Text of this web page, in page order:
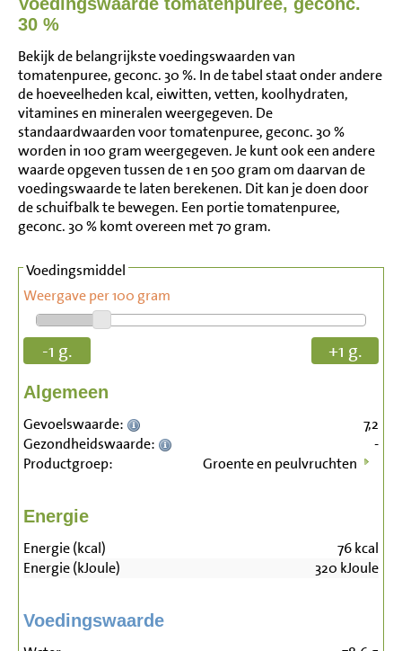
30 %
Bekijk de belangrijkste voedingswaarden van
tomatenpuree, geconc. 30 %. In de tabel staat onder andere
de hoeveelheden kcal, eiwitten, vetten, koolhydraten,
vitamines en mineralen weergegeven. De
standaardwaarden voor tomatenpuree, geconc. 30 %
worden in 100 gram weergegeven. Je kunt ook een andere
waarde opgeven tussen de 1 en 500 gram om daarvan de
voedingswaarde te laten berekenen. Dit kan je doen door
de schuifbalk te bewegen. Een portie tomatenpuree,
geconc. 30 % komt overeen met 70 gram.
Voedingsmiddel
Weergave per 100 gram
-1 g. +1 g.
Algemeen
Gevoelswaarde:
7,2
Gezondheidswaarde:
-
Productgroep:
Groente en peulvruchten
Energie
Energie (kcal) 76kcal
Energie (kJoule)
320 kJoule
Voedingswaarde